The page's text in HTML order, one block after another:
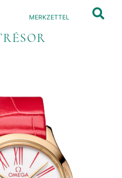
MERKZETTEL